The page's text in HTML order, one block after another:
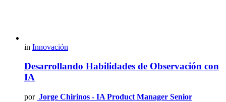
in Innovación
Desarrollando Habilidades de Observación con
IA
por Jorge Chirinos - IA Product Manager Senior